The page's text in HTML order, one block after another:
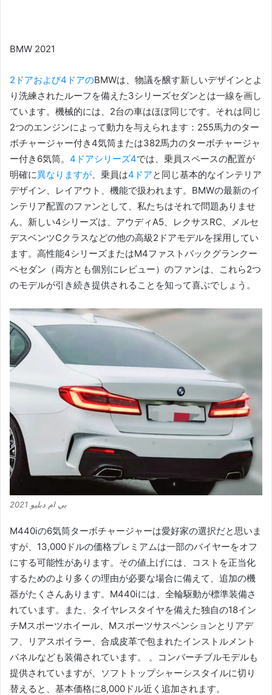
BMW 2021
2ドアおよび4ドアのBMWは、物議を醸す新しいデザインとよ
り洗練されたルーフを備えた3シリーズセダンとは一線を画し
ています。 機械的には、2台の車はほぼ同じです。 それは同じ
2つのエンジンによって動力を与えられます：255馬力のター
ボチャージャー付き4気筒または382馬力のターボチャージャ
ー付き6気筒。 4ドアシリーズ4では、乗員スペースの配置が
明確に異なりますが、乗員は4ドアと同じ基本的なインテリア
デザイン、レイアウト、機能で扱われます。BMWの最新のイ
ンテリア配置のファンとして、私たちはそれで問題ありませ
ん。 新しい4シリーズは、アウディA5、レクサスRC、メルセ
デスベンツCクラスなどの他の高級2ドアモデルを採用してい
ます。 高性能4シリーズまたはM4ファストバックグランクー
ペセダン（両方とも個別にレビュー）のファンは、これら2つ
のモデルが引き続き提供されることを知って喜ぶでしょう。
بي ام دبليو 2021
M440iの6気筒ターボチャージャーは愛好家の選択だと思いま
すが、13,000ドルの価格プレミアムは一部のバイヤーをオフ
にする可能性があります。 その値上げには、コストを正当化
するためのより多くの理由が必要な場合に備えて、追加の機
器がたくさんあります。 M440iには、全輪駆動が標準装備さ
れています。また、タイヤレスタイヤを備えた独自の18イン
チMスポーツホイール、Mスポーツサスペンションとリアデ
フ、リアスポイラー、合成皮革で包まれたインストルメント
パネルなども装備されています。 。
コンバーチブルモデルも
提供されていますが、ソフトトップシャーシスタイルに切り
替えると、基本価格に8,000ドル近く追加されます。